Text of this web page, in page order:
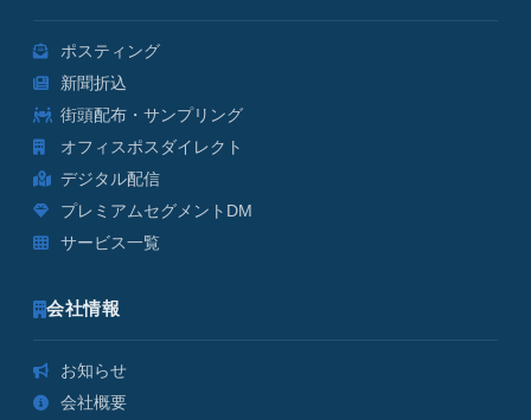
ポスティング
新聞折込
街頭配布・サンプリング
オフィスポスダイレクト
デジタル配信
プレミアムセグメントDM
サービス一覧
会社情報
お知らせ
会社概要